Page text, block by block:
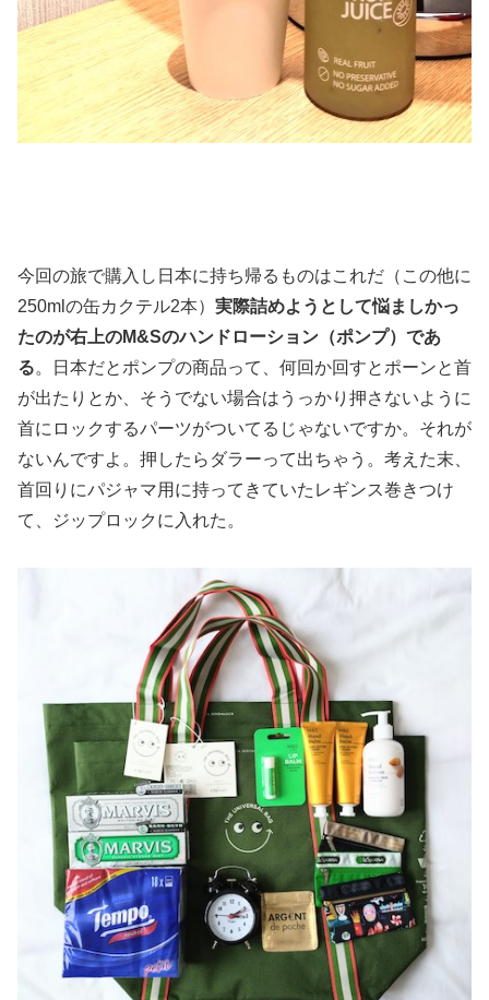
今回の旅で購入し日本に持ち帰るものはこれだ（この他に
250mlの缶カクテル2本） 実際詰めようとして悩ましかっ
たのが右上のM&Sのハンドローション（ポンプ）であ
る。日本だとポンプの商品って、何回か回すとポーンと首
が出たりとか、そうでない場合はうっかり押さないように
首にロックするパーツがついてるじゃないですか。それが
ないんですよ。押したらダラーって出ちゃう。考えた末、
首回りにパジャマ用に持ってきていたレギンス巻きつけ
て、ジップロックに入れた。